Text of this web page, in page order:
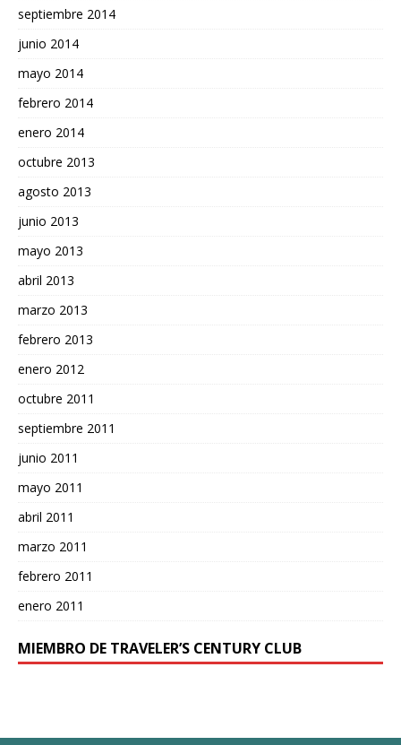
septiembre 2014
junio 2014
mayo 2014
febrero 2014
enero 2014
octubre 2013
agosto 2013
junio 2013
mayo 2013
abril 2013
marzo 2013
febrero 2013
enero 2012
octubre 2011
septiembre 2011
junio 2011
mayo 2011
abril 2011
marzo 2011
febrero 2011
enero 2011
MIEMBRO DE TRAVELER’S CENTURY CLUB